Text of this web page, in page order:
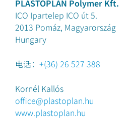
PLASTOPLAN Polymer Kft.
ICO Ipartelep ICO út 5.
2013 Pomáz, Magyarország
Hungary
电话： +(36) 26 527 388
Kornél Kallós
office@plastoplan.hu
www.plastoplan.hu